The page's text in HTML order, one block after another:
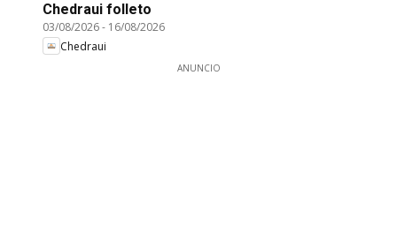
Chedraui folleto
03/08/2026- 16/08/2026
Chedraui
ANUNCIO